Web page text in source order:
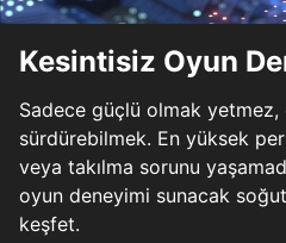
Kesintisiz Oyun
Sadece güçlü olmak
sürdürebilmek. En yüksek
veya takılma sorunu
oyun deneyimi sunacak
keşfet.